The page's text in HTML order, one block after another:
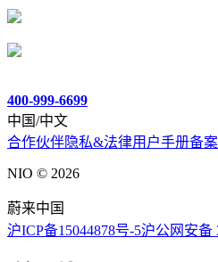
400-999-6699
中国/中文
合作伙伴隐私&法律用户手册备
NIO © 2026
蔚来中国
沪ICP备15044878号-5沪公网安备